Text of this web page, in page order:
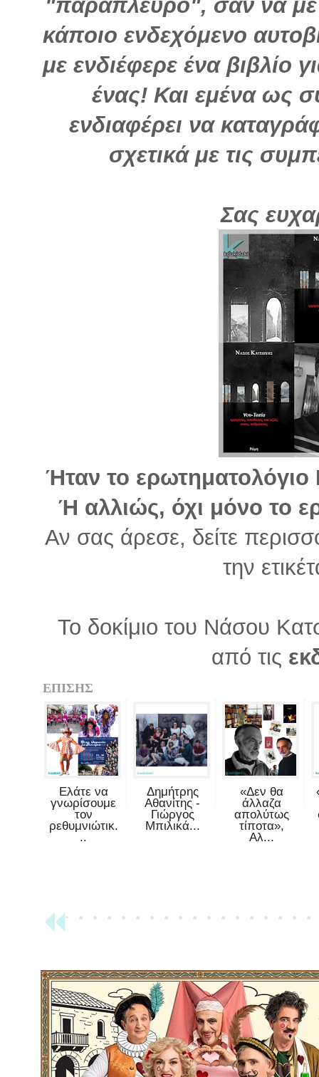
"παράπλευρο", σαν να με
κάποιο ενδεχόμενο
με ενδιέφερε ένα βιβλίο
ένας! Και εμένα ως
ενδιαφέρει να
σχετικά με τις
Σας
Ήταν το ερωτηματολόγιο
Ή αλλιώς, όχι μόνο το
Αν σας άρεσε, δείτε
την
Το δοκίμιο του Νάσου
από τις
ΕΠΙΣΗΣ
Ελάτε να
γνωρίσουμε
τον
ρεθυμνιώτικ.
..
Δημήτρης
Αθανίτης -
Γιώργος
Μπιλικά...
«Δεν θα
άλλαζα
απολύτως
τίποτα»,
Αλ...